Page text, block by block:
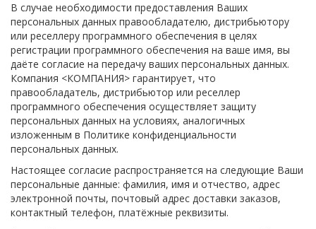
В случае необходимости предоставления Ваших
персональных данных правообладателю, дистрибьютору
или реселлеру программного обеспечения в целях
регистрации программного обеспечения на ваше имя, вы
даёте согласие на передачу ваших персональных данных.
Компания <КОМПАНИЯ> гарантирует, что
правообладатель, дистрибьютор или реселлер
программного обеспечения осуществляет защиту
персональных данных на условиях, аналогичных
изложенным в Политике конфиденциальности
персональных данных.
Настоящее согласие распространяется на следующие Ваши
персональные данные: фамилия, имя и отчество, адрес
электронной почты, почтовый адрес доставки заказов,
контактный телефон, платёжные реквизиты.